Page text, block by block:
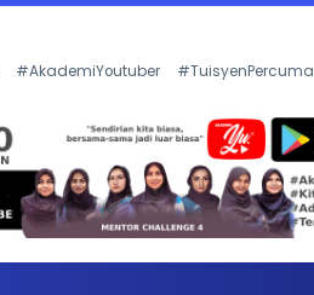
#AkademiYoutuber #TuisyenPercuma